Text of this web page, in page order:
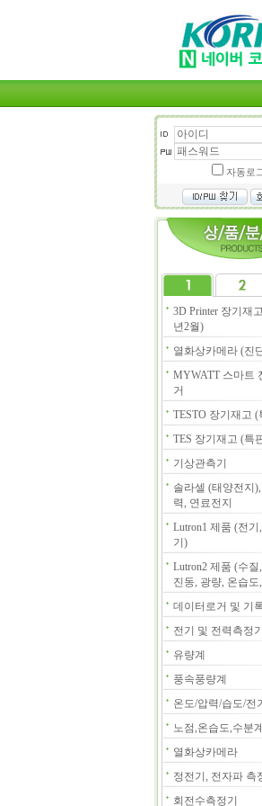
자동로
3D Printer 장기재
년2월)
열화상카메라 (진
MYWATT 스마트
거
TESTO 장기재고 (
TES 장기재고 (특
기상관측기
솔라셀 (태양전지
력, 연료전지
Lutron1 제품 (전
기)
Lutron2 제품 (수
진동, 광량, 온습도
데이터로거 및 기
전기 및 전력측정기
유량계
풍속풍량계
온도/압력/습도/전
노점,온습도,수분계
열화상카메라
정전기, 전자파 측
회전수측정기